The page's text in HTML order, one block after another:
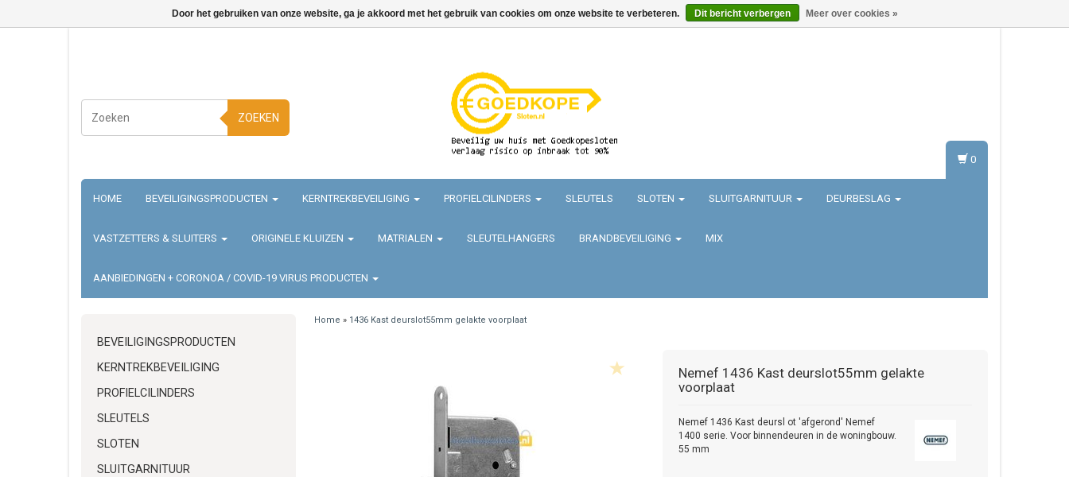
ZOEKEN
HOME BEVEILIGINGSPRODUCTEN KERNTREKBEVEILIGING PROFIELCILINDERS SLEUTELS SLOTEN SLUITGARNITUUR DEURBESLAG
VASTZETTERS & SLUITERS ORIGINELE KLUIZEN MATRIALEN SLEUTELHANGERS BRANDBEVEILIGING MIX
AANBIEDINGEN + CORONOA / COVID-19 VIRUS PRODUCTEN
0
BEVEILIGINGSPRODUCTEN
KERNTREKBEVEILIGING
PROFIELCILINDERS
SLEUTELS
SLOTEN
SLUITGARNITUUR
Home » 1436 Kast deurslot55mm gelakte voorplaat
Nemef 1436 Kast deurslot55mm gelakte
voorplaat
Nemef 1436 Kast deursl ot 'afgerond' Nemef
1400 serie. Voor binnendeuren in de woningbouw.
55 mm
Door het gebruiken van onze website, ga je akkoord met het gebruik van cookies om onze website te verbeteren. Dit bericht verbergen Meer over cookies »